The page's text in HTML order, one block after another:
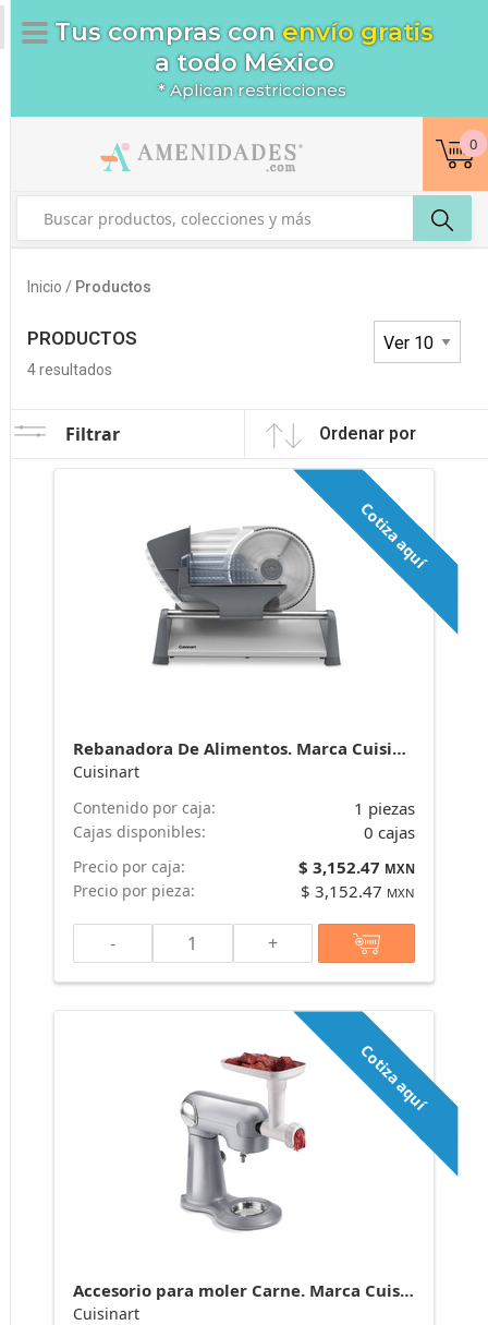
Tus compras con envío gratis
a todo México
* Aplican restricciones
0
Inicio / Productos
PRODUCTOS
4resultados
Filtrar Ordenar por
Cotiza aquí
Rebanadora De Alimentos. Marca Cuisinart
Cuisinart
Contenido por caja:
1 piezas
Cajas disponibles: 0 cajas
Precio por caja: $ 3,152.47 MXN
Precio por pieza: $ 3,152.47 MXN
- +
Cotiza aquí
Accesorio para moler Carne. Marca Cuisinart
Cuisinart